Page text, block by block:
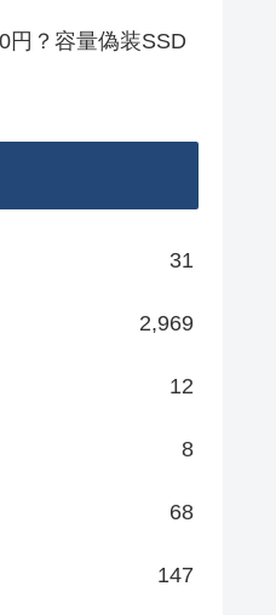
円？容量偽装SSD
31
2,969
12
8
68
147